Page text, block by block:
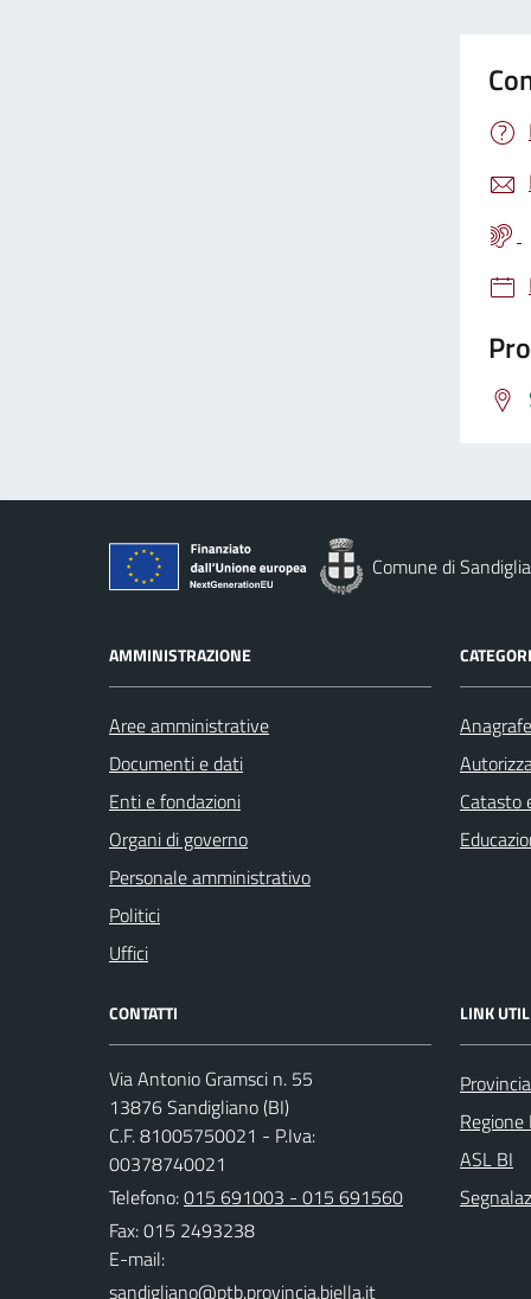
Comune di
AMMINISTRAZIONE
Aree amministrative
Documenti e dati
Enti e fondazioni
Organi di governo
Personale amministrativo
Politici
Uffici
Catasto
CONTATTI
Via Antonio Gramsci n. 55
13876 Sandigliano (BI)
C.F. 81005750021 - P.Iva:
00378740021
Telefono:015 691003 - 015 691560
Fax: 015 2493238
E-mail:
LINK
ASL BI